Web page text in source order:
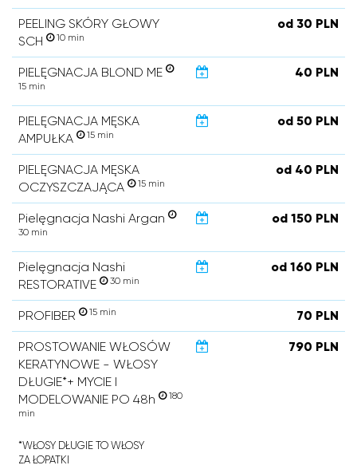
PEELING SKÓRY GŁOWY
SCH
10 min
od 30 PLN
PIELĘGNACJA BLOND ME
15 min
40 PLN
PIELĘGNACJA MĘSKA
AMPUŁKA
15 min
od 50 PLN
PIELĘGNACJA MĘSKA
OCZYSZCZAJĄCA
15 min
od 40 PLN
Pielęgnacja Nashi Argan
30 min
od 150 PLN
Pielęgnacja Nashi
RESTORATIVE
30 min
od 160 PLN
PROFIBER 15 min 70 PLN
PROSTOWANIE WŁOSÓW
KERATYNOWE - WŁOSY
DŁUGIE*+ MYCIE I
MODELOWANIE PO 48h
180
min
790 PLN
*WŁOSY DŁUGIE TO WŁOSY
ZA ŁOPATKI